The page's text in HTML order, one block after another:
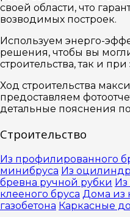
своей области, что
возводимых построек.
Используем энерго-
решения, чтобы вы
строительства, так и
Ход строительства
предоставляем
детальные пояснения
Строительство
Из профилированного
минибруса Из
бревна ручной рубки Из
клееного бруса Дома из
газобетона Каркасные